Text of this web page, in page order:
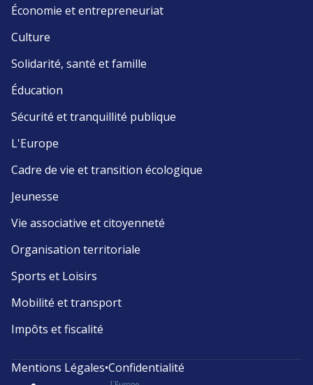
Économie et entrepreneuriat
Culture
Solidarité, santé et famille
Éducation
Sécurité et tranquillité publique
L'Europe
Cadre de vie et transition écologique
Jeunesse
Vie associative et citoyenneté
Organisation territoriale
Sports et Loisirs
Mobilité et transport
Impôts et fiscalité
Mentions Légales•Confidentialité